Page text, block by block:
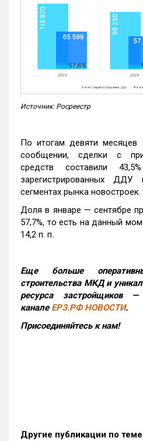
Источник: Росреестр
По итогам девяти месяцев
сообщении, сделки с
средств составили
зарегистрированных
сегментах рынка новостроек.
Доля в январе — сентябре
57,7%, то есть на данный
14,2 п. п.
Еще больше
строительства МКД и
ресурса застройщиков
канале ЕРЗ.РФ НОВОСТИ.
Присоединяйтесь к нам!
Другие публикации по